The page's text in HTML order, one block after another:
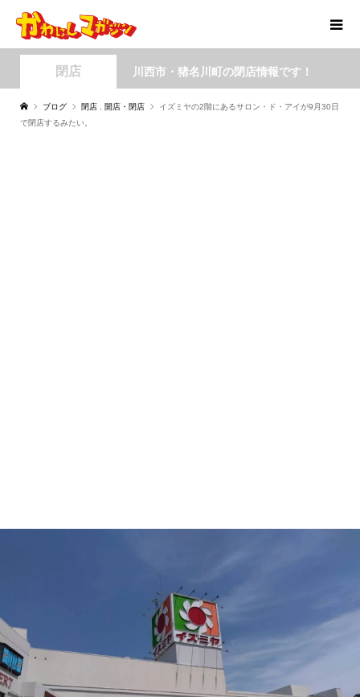
閉店 川西市・猪名川町の閉店情報です！
ブログ 閉店 開店・閉店
イズミヤの2階にあるサロン・ド・アイが9月30日
で閉店するみたい。